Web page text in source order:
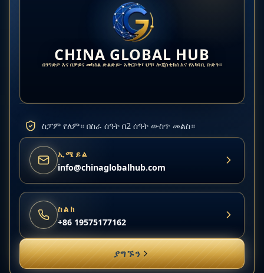
CHINA GLOBAL HUB
በንግድዎ እና በቻይና መካከል ድልድይ፦ አቅርቦት፣ ህግ፣ ሎጂስቲክስ እና የአካባቢ ቡድን።
ስፓም የለም። በስራ ሰዓት በ2 ሰዓት ውስጥ መልስ።
ኢሜይል
info@chinaglobalhub.com
ስልክ
+86 19575177162
ያግኙን